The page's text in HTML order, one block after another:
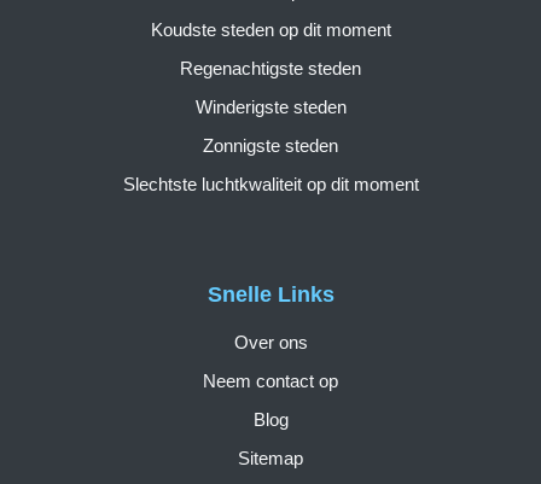
Snelle Links
Over ons
Neem contact op
Blog
Sitemap
Koudste steden op dit moment
Regenachtigste steden
Winderigste steden
Zonnigste steden
Slechtste luchtkwaliteit op dit moment